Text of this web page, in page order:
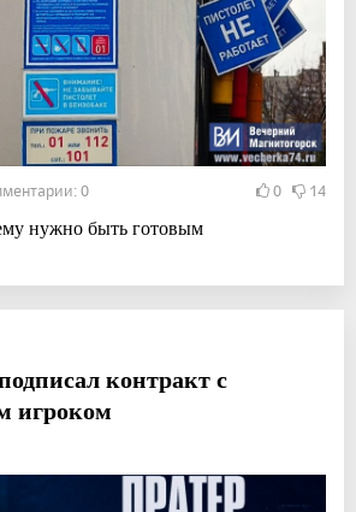
0 0 14
нужно быть готовым
контракт с
игроком